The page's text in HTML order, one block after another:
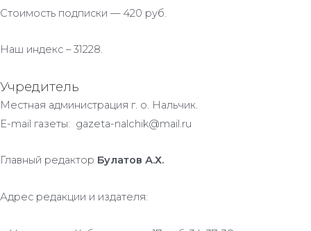
Стоимость подписки — 420 руб.
Наш индекс – 31228.
Учредитель
Местная администрация г. о. Нальчик.
E-mail газеты: gazeta-nalchik@mail.ru
Главный редактор Булатов А.Х.
Адрес редакции и издателя: